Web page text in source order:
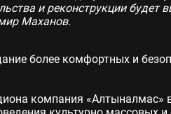
и реконструкции будет
Маханов.
более комфортных и
компания